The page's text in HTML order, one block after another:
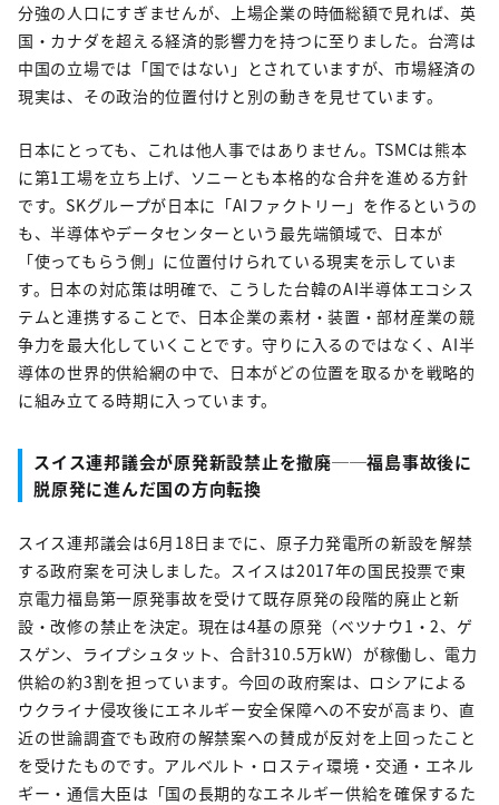
分強の人口にすぎませんが、上場企業の時価総額で見れば、英
国・カナダを超える経済的影響力を持つに至りました。台湾は
中国の立場では「国ではない」とされていますが、市場経済の
現実は、その政治的位置付けと別の動きを見せています。
日本にとっても、これは他人事ではありません。TSMCは熊本
に第1工場を立ち上げ、ソニーとも本格的な合弁を進める方針
です。SKグループが日本に「AIファクトリー」を作るというの
も、半導体やデータセンターという最先端領域で、日本が
「使ってもらう側」に位置付けられている現実を示していま
す。日本の対応策は明確で、こうした台韓のAI半導体エコシス
テムと連携することで、日本企業の素材・装置・部材産業の競
争力を最大化していくことです。守りに入るのではなく、AI半
導体の世界的供給網の中で、日本がどの位置を取るかを戦略的
に組み立てる時期に入っています。
スイス連邦議会が原発新設禁止を撤廃──福島事故後に
脱原発に進んだ国の方向転換
スイス連邦議会は6月18日までに、原子力発電所の新設を解禁
する政府案を可決しました。スイスは2017年の国民投票で東
京電力福島第一原発事故を受けて既存原発の段階的廃止と新
設・改修の禁止を決定。現在は4基の原発（ベツナウ1・2、ゲ
スゲン、ライプシュタット、合計310.5万kW）が稼働し、電力
供給の約3割を担っています。今回の政府案は、ロシアによる
ウクライナ侵攻後にエネルギー安全保障への不安が高まり、直
近の世論調査でも政府の解禁案への賛成が反対を上回ったこと
を受けたものです。アルベルト・ロスティ環境・交通・エネル
ギー・通信大臣は「国の長期的なエネルギー供給を確保するた